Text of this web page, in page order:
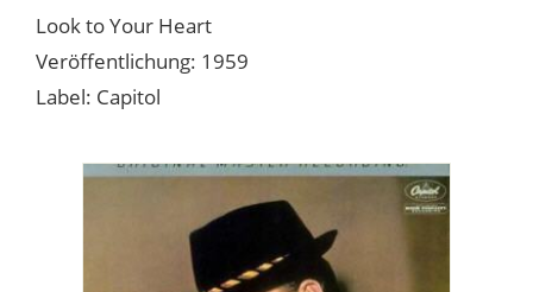
Look to Your Heart
Veröffentlichung: 1959
Label: Capitol